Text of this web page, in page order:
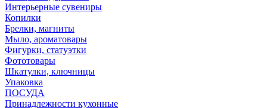
Интерьерные сувениры
Копилки
Брелки, магниты
Мыло, ароматовары
Фигурки, статуэтки
Фототовары
Шкатулки, ключницы
Упаковка
ПОСУДА
Принадлежности кухонные